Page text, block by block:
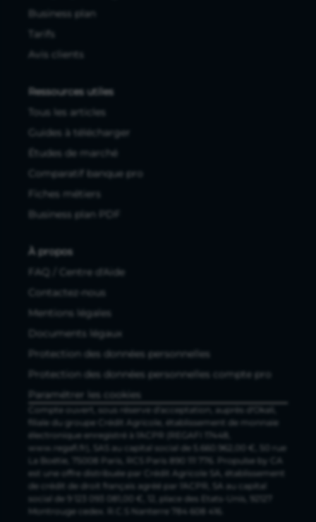
Business plan
Tarifs
Avis clients
Ressources utiles
Tous les articles
Guides à télécharger
Études de marché
Comparatif banque pro
Fiches métiers
Business plan PDF
À propos
FAQ / Centre d'Aide
Contactez-nous
Mentions légales
Documents légaux
Protection des données personnelles
Protection des données personnelles compte pro
Paramétrer les cookies
Compte ouvert, sous réserve d'acceptation, auprès d'Okali,
filiale du groupe Crédit Agricole, établissement de monnaie
électronique enregistré à l'ACPR (REGAFI 17448,
www.regafi.fr), SAS au capital social de 5.660.962,00 €, 50 rue
La Boétie, 75008 Paris, RCS Paris 890 111 776. Propulse by CA
est une offre distribuée par Crédit Agricole SA, établissement
de crédit de droit français agréé par l'ACPR, SA au capital
social de 9 123 093 081,00 €, 12, place des Etats-Unis, 92127
Montrouge cedex. R.C.S Nanterre 784 608 416.